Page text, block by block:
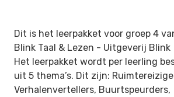
Dit is het leerpakket voor groep 4
Blink Taal & Lezen - Uitgeverij Blink
Het leerpakket wordt per leerling
uit 5 thema’s. Dit zijn:
Verhalenvertellers, Buurtspeurders,